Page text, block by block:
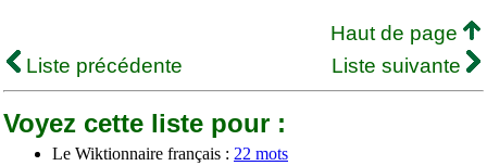
Haut de page
Liste précédente
Liste suivante
Voyez cette liste pour :
Le Wiktionnaire français : 22 mots